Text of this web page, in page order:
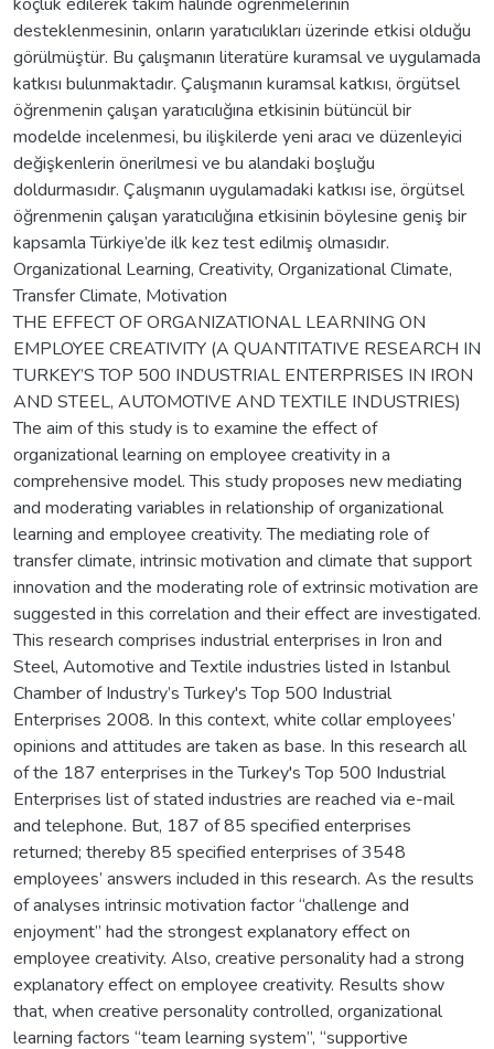
desteklenmesinin, onların yaratıcılıkları üzerinde etkisi olduğu
görülmüştür. Bu çalışmanın literatüre kuramsal ve uygulamada
katkısı bulunmaktadır. Çalışmanın kuramsal katkısı, örgütsel
öğrenmenin çalışan yaratıcılığına etkisinin bütüncül bir
modelde incelenmesi, bu ilişkilerde yeni aracı ve düzenleyici
değişkenlerin önerilmesi ve bu alandaki boşluğu
doldurmasıdır. Çalışmanın uygulamadaki katkısı ise, örgütsel
öğrenmenin çalışan yaratıcılığına etkisinin böylesine geniş bir
kapsamla Türkiye’de ilk kez test edilmiş olmasıdır.
Organizational Learning, Creativity, Organizational Climate,
Transfer Climate, Motivation
THE EFFECT OF ORGANIZATIONAL LEARNING ON
EMPLOYEE CREATIVITY (A QUANTITATIVE RESEARCH IN
TURKEY’S TOP 500 INDUSTRIAL ENTERPRISES IN IRON
AND STEEL, AUTOMOTIVE AND TEXTILE INDUSTRIES)
The aim of this study is to examine the effect of
organizational learning on employee creativity in a
comprehensive model. This study proposes new mediating
and moderating variables in relationship of organizational
learning and employee creativity. The mediating role of
transfer climate, intrinsic motivation and climate that support
innovation and the moderating role of extrinsic motivation are
suggested in this correlation and their effect are investigated.
This research comprises industrial enterprises in Iron and
Steel, Automotive and Textile industries listed in Istanbul
Chamber of Industry’s Turkey's Top 500 Industrial
Enterprises 2008. In this context, white collar employees’
opinions and attitudes are taken as base. In this research all
of the 187 enterprises in the Turkey's Top 500 Industrial
Enterprises list of stated industries are reached via e-mail
and telephone. But, 187 of 85 specified enterprises
returned; thereby 85 specified enterprises of 3548
employees’ answers included in this research. As the results
of analyses intrinsic motivation factor “challenge and
enjoyment” had the strongest explanatory effect on
employee creativity. Also, creative personality had a strong
explanatory effect on employee creativity. Results show
that, when creative personality controlled, organizational
learning factors “team learning system”, “supportive